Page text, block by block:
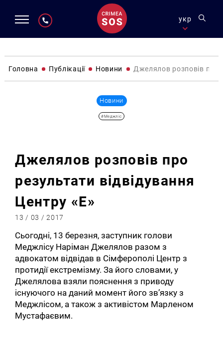
укр
Головна Публікації Новини Джелялов розповів про
Новини
#Меджліс
Джелялов розповів про
результати відвідування
Центру «Е»
13 / 03 / 2017
Сьогодні, 13 березня, заступник голови
Меджлісу Наріман Джелялов разом з
адвокатом відвідав в Сімферополі Центр з
протидії екстремізму. За його словами, у
Джелялова взяли пояснення з приводу
існуючого на даний момент його зв’язку з
Меджлісом, а також з активістом Марленом
Мустафаєвим.